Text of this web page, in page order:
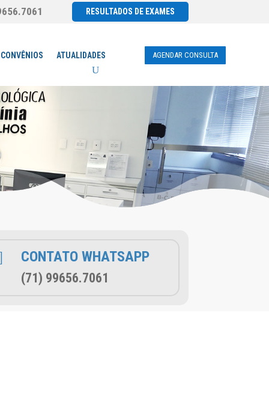
RESULTADOS DE EXAMES
CONVÊNIOS ATUALIDADES AGENDAR CONSULTA
CONTATO WHATSAPP
(71) 99656.7061